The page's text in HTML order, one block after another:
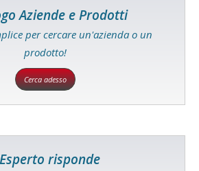
Aziende e Prodotti
per cercare un'azienda o un
prodotto!
Cerca adesso
risponde